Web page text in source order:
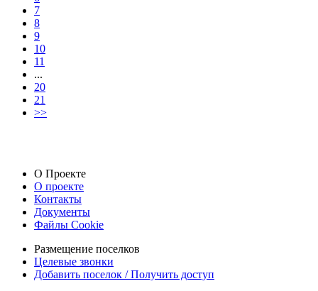
7
8
9
10
11
...
20
21
>>
О Проекте
О проекте
Контакты
Документы
Файлы Cookie
Размещение поселков
Целевые звонки
Добавить поселок / Получить доступ